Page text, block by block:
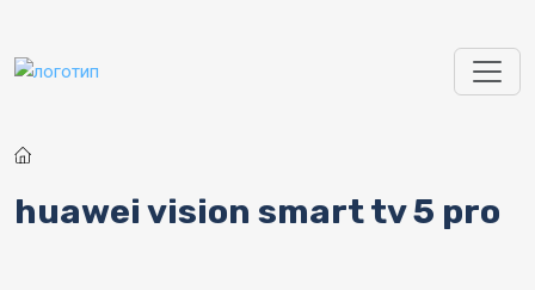
huawei vision smart tv 5 pro